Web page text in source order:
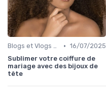
Blogs et Vlogs de Coiffure • 16/07/2025
Sublimer votre coiffure de
mariage avec des bijoux de
tête